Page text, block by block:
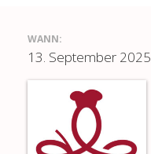
WANN:
13. September 2025